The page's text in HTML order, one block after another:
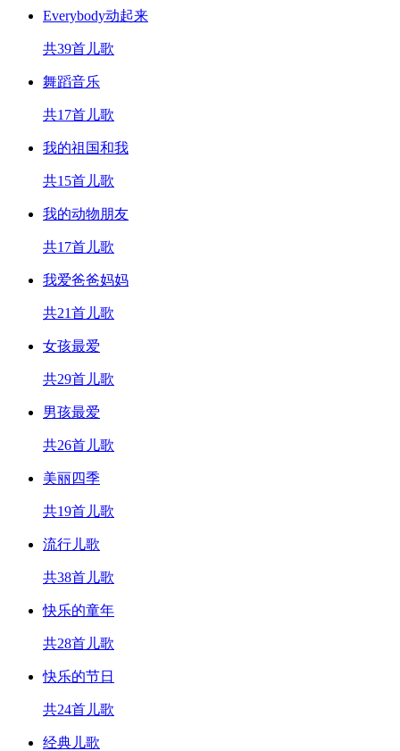
Everybody动起来
共39首儿歌
舞蹈音乐
共17首儿歌
我的祖国和我
共15首儿歌
我的动物朋友
共17首儿歌
我爱爸爸妈妈
共21首儿歌
女孩最爱
共29首儿歌
男孩最爱
共26首儿歌
美丽四季
共19首儿歌
流行儿歌
共38首儿歌
快乐的童年
共28首儿歌
快乐的节日
共24首儿歌
经典儿歌